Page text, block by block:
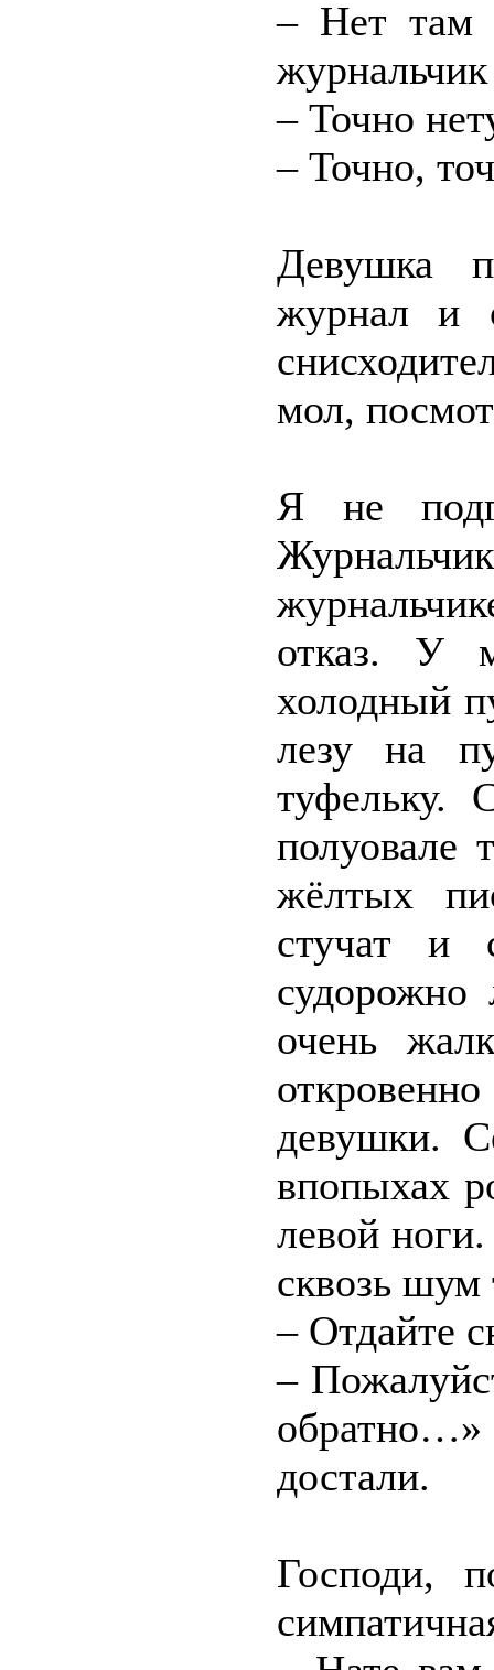
– Нет там
– Точно
– Точно,
Девушка
журнал и
мол,
Я не
отказ. У
холодный
лезу на
туфельку.
полуовале
жёлтых
стучат и
судорожно
очень
девушки.
впопыхах
левой
сквозь шум
– Отдайте
–
достали.
Господи,